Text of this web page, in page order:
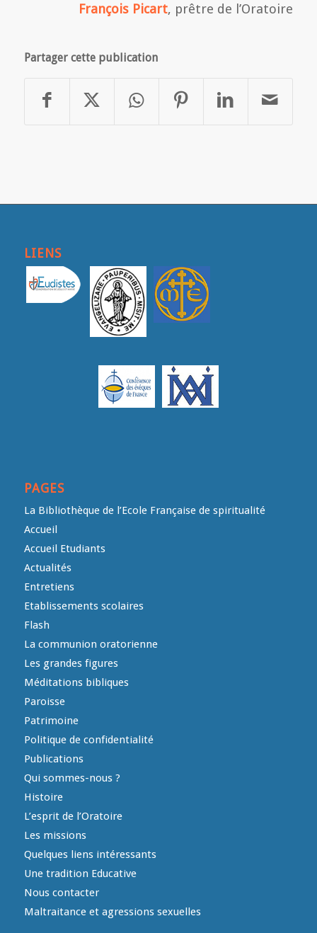
François Picart, prêtre de l’Oratoire
Partager cette publication
LIENS
PAGES
La Bibliothèque de l’Ecole Française de spiritualité
Accueil
Accueil Etudiants
Actualités
Entretiens
Etablissements scolaires
Flash
La communion oratorienne
Les grandes figures
Méditations bibliques
Paroisse
Patrimoine
Politique de confidentialité
Publications
Qui sommes-nous ?
Histoire
L’esprit de l’Oratoire
Les missions
Quelques liens intéressants
Une tradition Educative
Nous contacter
Maltraitance et agressions sexuelles